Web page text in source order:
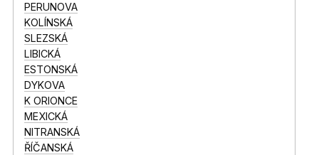
PERUNOVA
KOLÍNSKÁ
SLEZSKÁ
LIBICKÁ
ESTONSKÁ
DYKOVA
K ORIONCE
MEXICKÁ
NITRANSKÁ
ŘÍČANSKÁ